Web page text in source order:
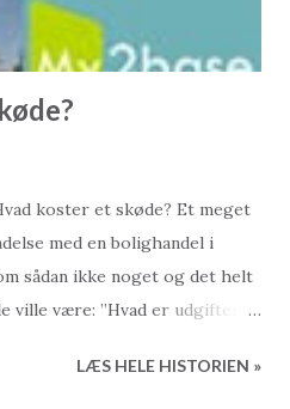
koster et skøde? Et meget
med en bolighandel i
sådan ikke noget og det helt
ville være: ”Hvad er udgifterne
betales der 3,3 procent af
LÆS HELE HISTORIEN »